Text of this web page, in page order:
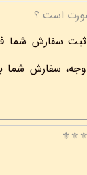
است ؟
سفارش شما
سفارش شما